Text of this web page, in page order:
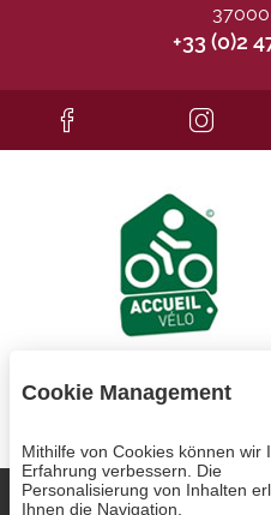
+33 (0)2
Each BWH℠ Hotels
Cookie-Verwaltung AGB
Cookie Management
Mithilfe von Cookies können wir
Erfahrung verbessern. Die
Personalisierung von Inhalten
Ihnen die Navigation.